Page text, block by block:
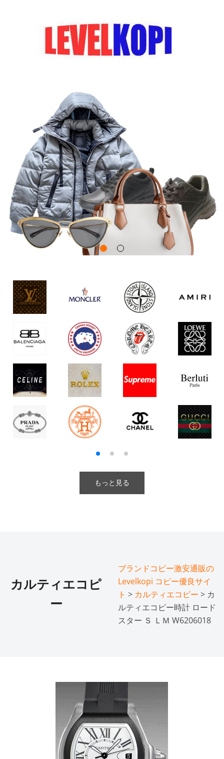
もっと見る
カルティエコピ
ー
ブランドコピー激安通販の
Levelkopi コピー優良サイ
ト > カルティエコピー > カ
ルティエコピー時計 ロード
スター Ｓ ＬＭ W6206018